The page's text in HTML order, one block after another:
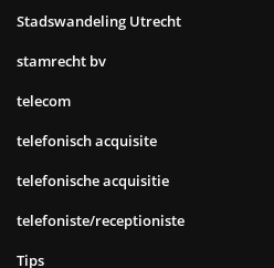
Stadswandeling Utrecht
stamrecht bv
telecom
telefonisch acquisite
telefonische acquisitie
telefoniste/receptioniste
Tips